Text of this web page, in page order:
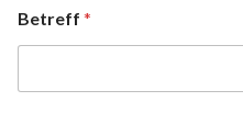
Betreff *